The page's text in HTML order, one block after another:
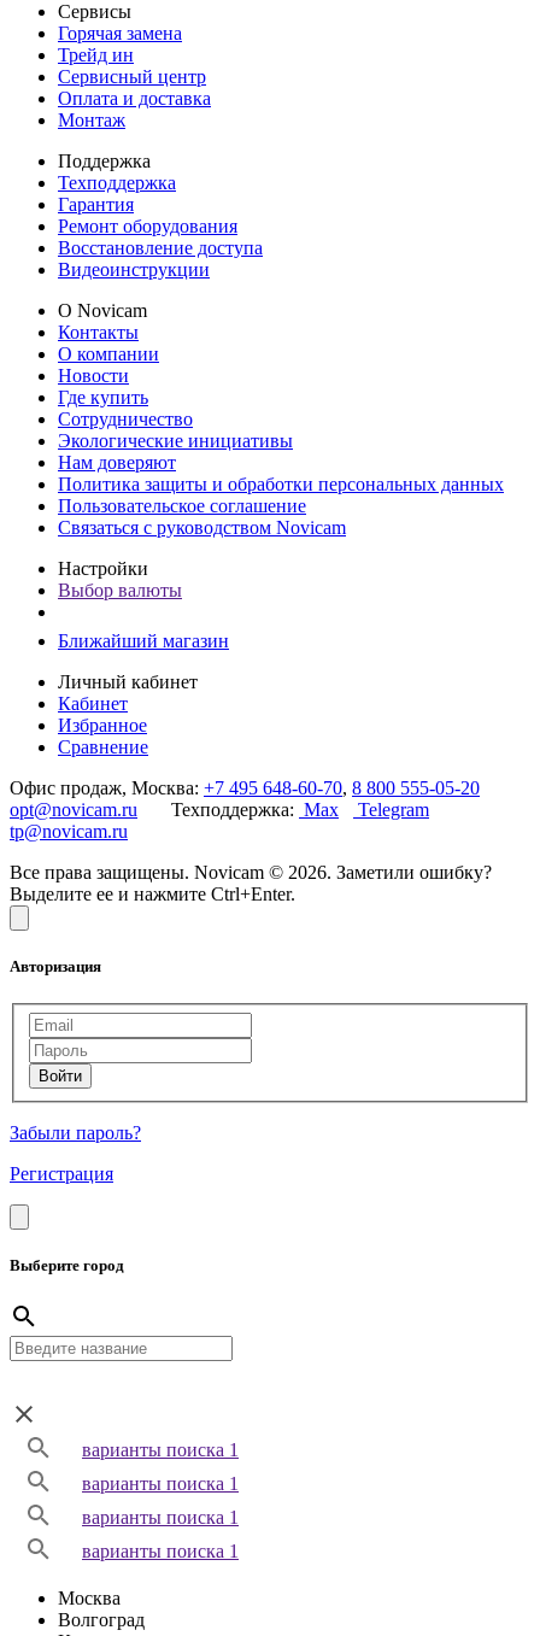
Сервисы
Горячая замена
Трейд ин
Сервисный центр
Оплата и доставка
Монтаж
Поддержка
Техподдержка
Гарантия
Ремонт оборудования
Восстановление доступа
Видеоинструкции
О Novicam
Контакты
О компании
Новости
Где купить
Сотрудничество
Экологические инициативы
Нам доверяют
Политика защиты и обработки персональных данных
Пользовательское соглашение
Связаться с руководством Novicam
Настройки
Выбор валюты
Ближайший магазин
Личный кабинет
Кабинет
Избранное
Сравнение
Офис продаж, Москва: +7 495 648-60-70, 8 800 555-05-20
opt@novicam.ru Техподдержка: Max
Telegram
tp@novicam.ru
Все права защищены. Novicam © 2026. Заметили ошибку?
Выделите ее и нажмите Ctrl+Enter.
Авторизация
Забыли пароль?
Регистрация
Выберите город
варианты поиска 1
варианты поиска 1
варианты поиска 1
варианты поиска 1
Москва
Волгоград